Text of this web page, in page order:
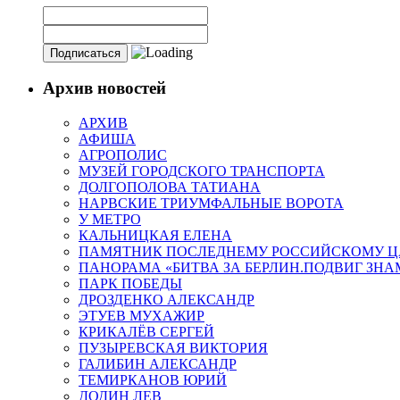
Архив новостей
АРХИВ
АФИША
АГРОПОЛИС
МУЗЕЙ ГОРОДСКОГО ТРАНСПОРТА
ДОЛГОПОЛОВА ТАТИАНА
НАРВСКИЕ ТРИУМФАЛЬНЫЕ ВОРОТА
У МЕТРО
КАЛЬНИЦКАЯ ЕЛЕНА
ПАМЯТНИК ПОСЛЕДНЕМУ РОССИЙСКОМУ
ПАНОРАМА «БИТВА ЗА БЕРЛИН.ПОДВИГ
ПАРК ПОБЕДЫ
ДРОЗДЕНКО АЛЕКСАНДР
ЭТУЕВ МУХАЖИР
КРИКАЛЁВ СЕРГЕЙ
ПУЗЫРЕВСКАЯ ВИКТОРИЯ
ГАЛИБИН АЛЕКСАНДР
ТЕМИРКАНОВ ЮРИЙ
ДОДИН ЛЕВ